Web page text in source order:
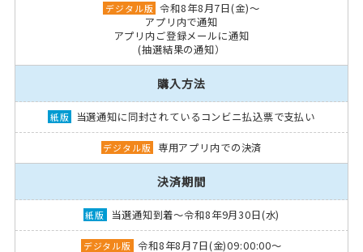
令和8年8月7日(金)～
アプリ内で通知
アプリ内ご登録メールに通知
(抽選結果の通知）
購入方法
当選通知に同封されているコンビニ払込票で支払い
専用アプリ内での決済
決済期間
当選通知到着～令和8年9月30日(水)
令和8年8月7日(金)09:00:00～